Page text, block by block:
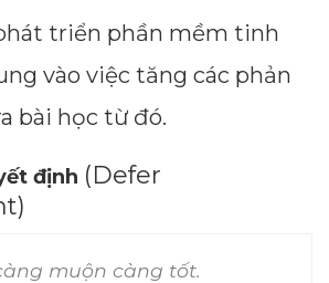
triển phần mềm tinh
vào việc tăng các phản
bài học từ đó.
định (Defer
muộn càng tốt.